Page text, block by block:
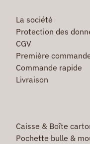
La société
Protection des
CGV
Première
Commande rapide
Livraison
Caisse & Boîte
Pochette bulle &